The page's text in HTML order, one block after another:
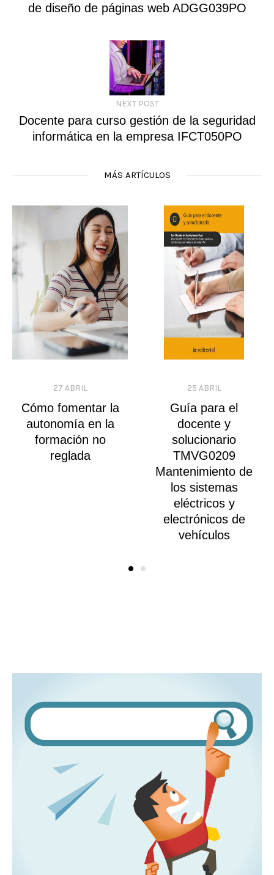
de diseño de páginas web ADGG039PO
NEXT POST
Docente para curso gestión de la seguridad
informática en la empresa IFCT050PO
MÁS ARTÍCULOS
27 ABRIL
Cómo fomentar la
autonomía en la
formación no
reglada
25 ABRIL
Guía para el
docente y
solucionario
TMVG0209
Mantenimiento de
los sistemas
eléctricos y
electrónicos de
vehículos